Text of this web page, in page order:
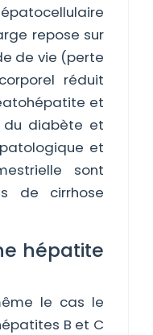
repose sur
de vie (perte
réduit
et
du diabète et
et
sont
de cirrhose
hépatite
le cas le
B et C